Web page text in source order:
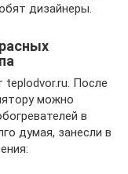
дизайнеры.
teplodvor.ru. После
можно
в
думая, занесли в